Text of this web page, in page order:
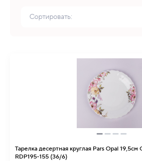
Сортировать:
Тарелка десертная круглая Pars Opal
RDP195-155 (36/6)